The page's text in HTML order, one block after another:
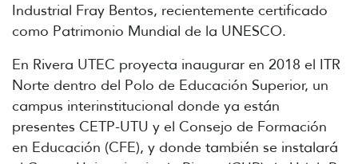
Industrial Fray Bentos, recientemente certificado
como Patrimonio Mundial de la UNESCO.
En Rivera UTEC proyecta inaugurar en 2018 el ITR
Norte dentro del Polo de Educación Superior, un
campus interinstitucional donde ya están
presentes CETP-UTU y el Consejo de Formación
en Educación (CFE), y donde también se instalará